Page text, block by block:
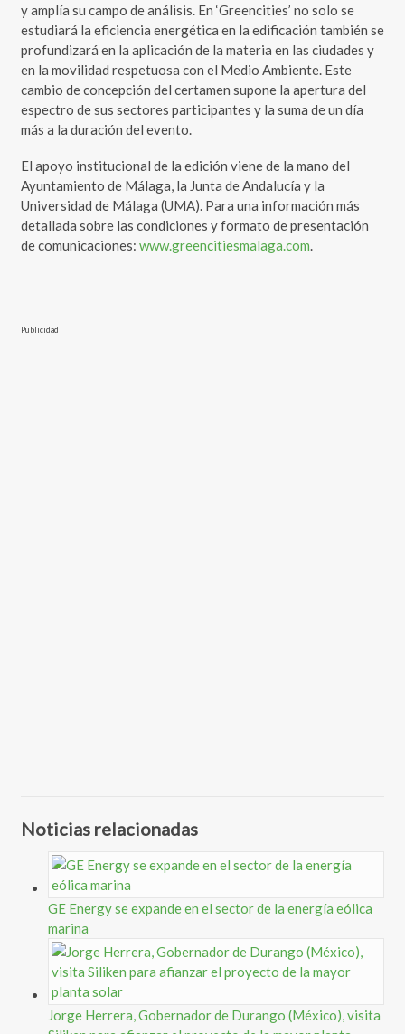
y amplía su campo de análisis. En ‘Greencities’ no solo se
estudiará la eficiencia energética en la edificación también se
profundizará en la aplicación de la materia en las ciudades y
en la movilidad respetuosa con el Medio Ambiente. Este
cambio de concepción del certamen supone la apertura del
espectro de sus sectores participantes y la suma de un día
más a la duración del evento.
El apoyo institucional de la edición viene de la mano del
Ayuntamiento de Málaga, la Junta de Andalucía y la
Universidad de Málaga (UMA). Para una información más
detallada sobre las condiciones y formato de presentación
de comunicaciones: www.greencitiesmalaga.com.
Publicidad
Noticias relacionadas
GE Energy se expande en el sector de la energía eólica
marina
Jorge Herrera, Gobernador de Durango (México), visita